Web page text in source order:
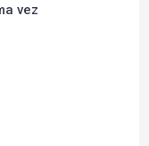
vez